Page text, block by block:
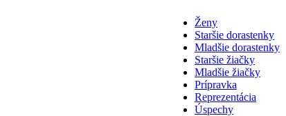
Ženy
Staršie dorastenky
Mladšie dorastenky
Staršie žiačky
Mladšie žiačky
Prípravka
Reprezentácia
Úspechy